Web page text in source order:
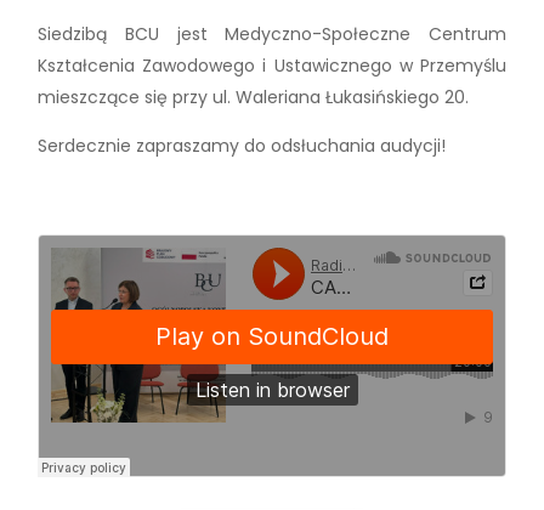
Siedzibą BCU jest Medyczno-Społeczne Centrum
Kształcenia Zawodowego i Ustawicznego w Przemyślu
mieszczące się przy ul. Waleriana Łukasińskiego 20.
Serdecznie zapraszamy do odsłuchania audycji!